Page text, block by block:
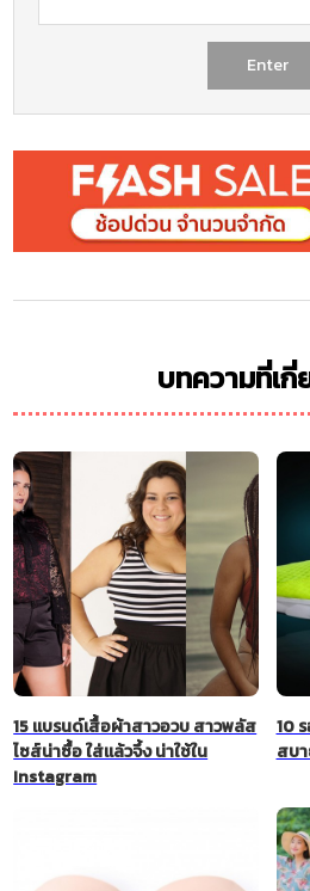
บทความที่เกี่
15 แบรนด์เสื้อผ้าสาวอวบ สาวพลัส
ไซส์น่าซื้อ ใส่แล้วจึ้ง น่าใช้ใน
Instagram
10
สบ